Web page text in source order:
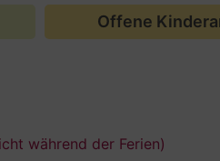
Offene
während der Ferien)